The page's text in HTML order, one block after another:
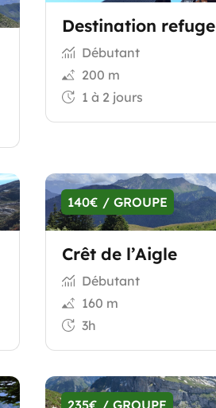
Destination refuge
Débutant
200 m
1 à 2 jours
140€ / GROUPE
Crêt de l’Aigle
Débutant
160 m
3h
235€ / GROUPE